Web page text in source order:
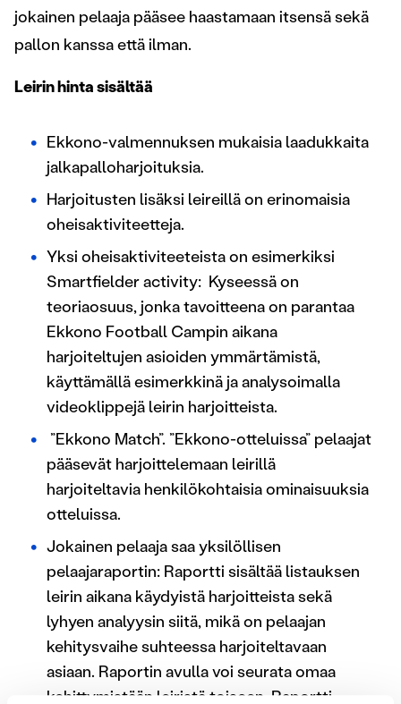
jokainen pelaaja pääsee haastamaan itsensä sekä
pallon kanssa että ilman.
Leirin hinta sisältää
Ekkono-valmennuksen mukaisia laadukkaita
jalkapalloharjoituksia.
Harjoitusten lisäksi leireillä on erinomaisia
oheisaktiviteetteja.
Yksi oheisaktiviteeteista on esimerkiksi
Smartfielder activity: Kyseessä on
teoriaosuus, jonka tavoitteena on parantaa
Ekkono Football Campin aikana
harjoiteltujen asioiden ymmärtämistä,
käyttämällä esimerkkinä ja analysoimalla
videoklippejä leirin harjoitteista.
”Ekkono Match”. ”Ekkono-otteluissa” pelaajat
pääsevät harjoittelemaan leirillä
harjoiteltavia henkilökohtaisia ominaisuuksia
otteluissa.
Jokainen pelaaja saa yksilöllisen
pelaajaraportin: Raportti sisältää listauksen
leirin aikana käydyistä harjoitteista sekä
lyhyen analyysin siitä, mikä on pelaajan
kehitysvaihe suhteessa harjoiteltavaan
asiaan. Raportin avulla voi seurata omaa
kehittymistään leiristä toiseen. Raportti